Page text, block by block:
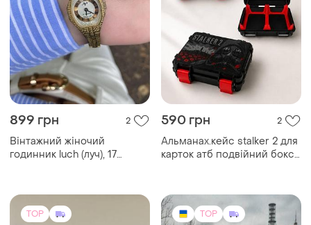
899 грн 2
Вінтажний жіночий
годинник luch (луч), 17
каменів, срср
590 грн 2
Альманах.кейс stalker 2 для
карток атб подвійний бокс
альманах xl бокс сталкер
органайзер